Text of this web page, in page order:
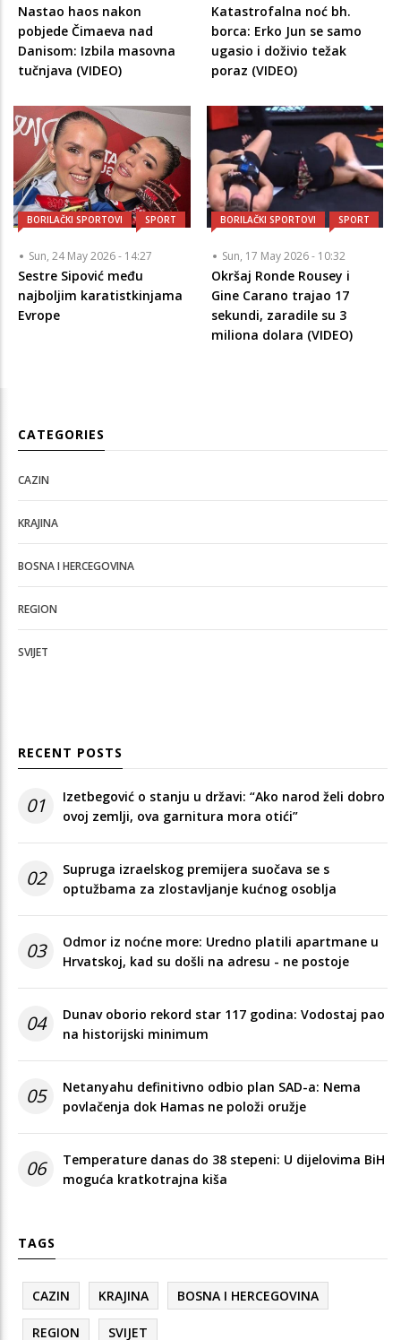
Nastao haos nakon
pobjede Čimaeva nad
Danisom: Izbila masovna
tučnjava (VIDEO)
Katastrofalna noć bh.
borca: Erko Jun se samo
ugasio i doživio težak
poraz (VIDEO)
BORILAČKI SPORTOVI SPORT
Sun, 24 May 2026 - 14:27
Sestre Sipović među
najboljim karatistkinjama
Evrope
BORILAČKI SPORTOVI SPORT
Sun, 17 May 2026 - 10:32
Okršaj Ronde Rousey i
Gine Carano trajao 17
sekundi, zaradile su 3
miliona dolara (VIDEO)
CATEGORIES
CAZIN
KRAJINA
BOSNA I HERCEGOVINA
REGION
SVIJET
RECENT POSTS
01
Izetbegović o stanju u državi: “Ako narod želi dobro
ovoj zemlji, ova garnitura mora otići”
02
Supruga izraelskog premijera suočava se s
optužbama za zlostavljanje kućnog osoblja
03
Odmor iz noćne more: Uredno platili apartmane u
Hrvatskoj, kad su došli na adresu - ne postoje
04
Dunav oborio rekord star 117 godina: Vodostaj pao
na historijski minimum
05
Netanyahu definitivno odbio plan SAD-a: Nema
povlačenja dok Hamas ne položi oružje
06
Temperature danas do 38 stepeni: U dijelovima BiH
moguća kratkotrajna kiša
TAGS
CAZIN KRAJINA BOSNA I HERCEGOVINA
REGION SVIJET